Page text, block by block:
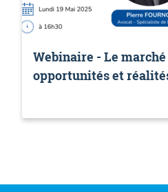
Webinaire - Le
opportunités et